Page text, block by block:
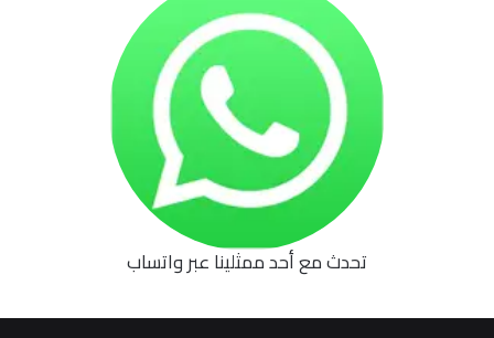
تحدث مع أحد ممثلينا عبر واتساب